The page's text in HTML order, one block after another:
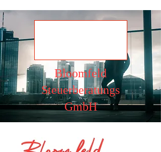
Bloomfeld
Steuerberatungs
GmbH